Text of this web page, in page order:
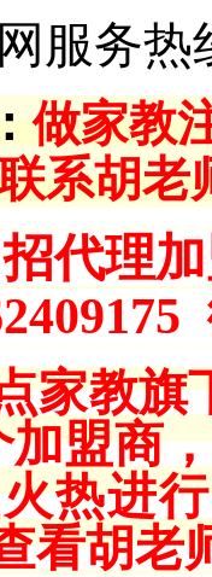
服务热
：做家教
系胡老
招代理
家教旗
盟商
热进
看胡老